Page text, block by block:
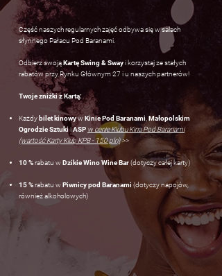
Część naszych regularnych zajęć odbywa się w salach
słynnego Pałacu Pod Baranami.
Odbierz swojąKartę Swing & Swayi korzystaj ze stałych
rabatów przy Rynku Głównym 27 i u naszych partnerów!
Twoje zniżki z Kartą:
Każdy bilet kinowyw Kinie Pod Baranami Małopolskim
Ogrodzie SztukiiASP w cenie Klubu Kina Pod Baranami
(wartość Karty Klub KPB - 150 pln)>>
10 %rabatu w Dzikie Wino Wine Bar(dotyczy całej karty)
15 %rabatu w Piwnicy pod Baranami (dotyczy napojów,
również alkoholowych)